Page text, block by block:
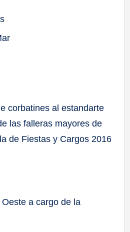
corbatines al estandarte
las falleras mayores de
de Fiestas y Cargos 2016
a cargo de la